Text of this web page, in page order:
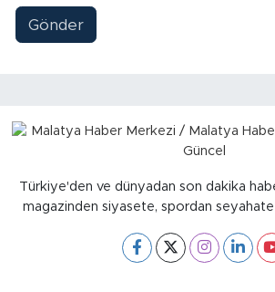
Gönder
Türkiye'den ve dünyadan son dakika
magazinden siyasete, spordan
Pütürge
Siyaset
Adıyaman